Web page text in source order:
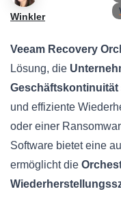
Winkler
Veeam Recovery
Lösung, die
Geschäftskontinuität
und effiziente
oder einer
Software bietet eine
ermöglicht die